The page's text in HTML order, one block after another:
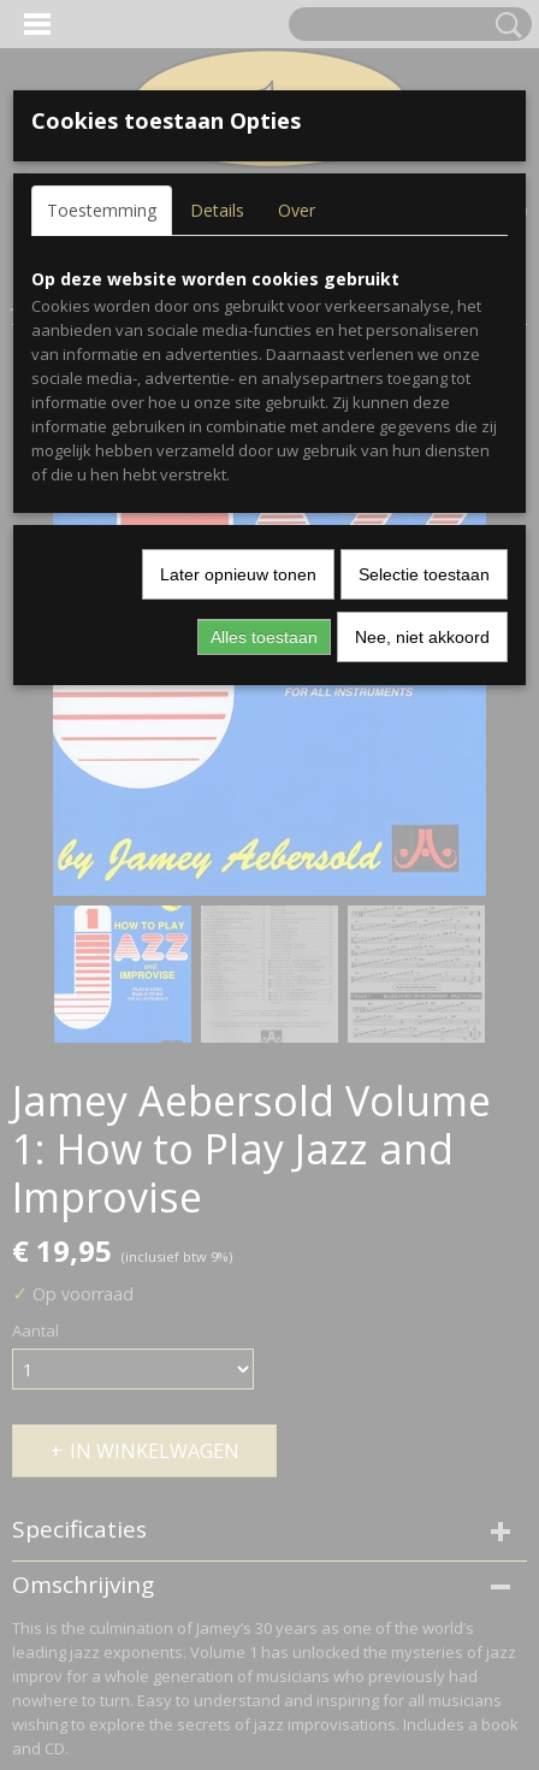
Inloggen Registreren
(0)
Home >Bladmuziek>Jamey Aebersold Volume 1: How to Play
Jazz and Improvise
Jamey Aebersold Volume
1: How to Play Jazz and
Improvise
€ 19,95 (inclusief btw 9%)
✓ Op voorraad
Aantal
IN WINKELWAGEN
Specificaties
Netto gewicht
0,35 Kg
Bruto gewicht
0,35 Kg
Omschrijving
This is the culmination of Jamey’s 30 years as one of the world’s
leading jazz exponents. Volume 1 has unlocked the mysteries of jazz
improv for a whole generation of musicians who previously had
nowhere to turn. Easy to understand and inspiring for all musicians
wishing to explore the secrets of jazz improvisations. Includes a book
and CD.
Cookies toestaan Opties
Toestemming Details Over
Op deze website worden cookies gebruikt
Cookies worden door ons gebruikt voor verkeersanalyse, het
aanbieden van sociale media-functies en het personaliseren
van informatie en advertenties. Daarnaast verlenen we onze
sociale media-, advertentie- en analysepartners toegang tot
informatie over hoe u onze site gebruikt. Zij kunnen deze
informatie gebruiken in combinatie met andere gegevens die zij
mogelijk hebben verzameld door uw gebruik van hun diensten
of die u hen hebt verstrekt.
Later opnieuw tonen Selectie toestaan
Alles toestaan Nee, niet akkoord